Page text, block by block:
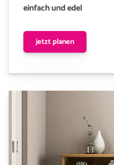
einfach und edel
jetzt planen